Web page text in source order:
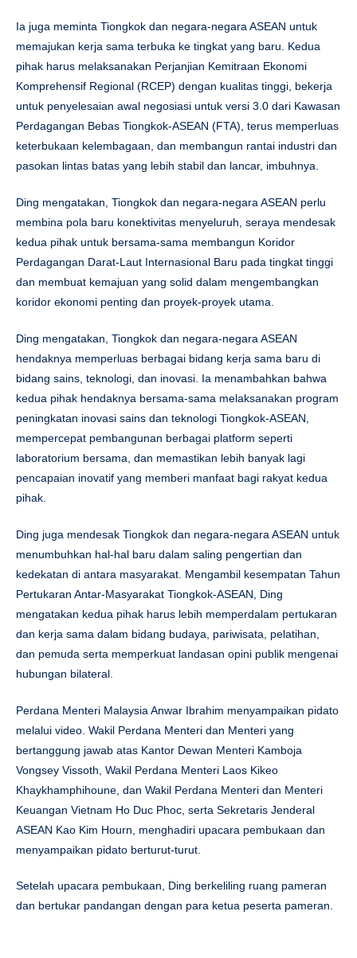
Ia juga meminta Tiongkok dan negara-negara ASEAN untuk
memajukan kerja sama terbuka ke tingkat yang baru. Kedua
pihak harus melaksanakan Perjanjian Kemitraan Ekonomi
Komprehensif Regional (RCEP) dengan kualitas tinggi, bekerja
untuk penyelesaian awal negosiasi untuk versi 3.0 dari Kawasan
Perdagangan Bebas Tiongkok-ASEAN (FTA), terus memperluas
keterbukaan kelembagaan, dan membangun rantai industri dan
pasokan lintas batas yang lebih stabil dan lancar, imbuhnya.
Ding mengatakan, Tiongkok dan negara-negara ASEAN perlu
membina pola baru konektivitas menyeluruh, seraya mendesak
kedua pihak untuk bersama-sama membangun Koridor
Perdagangan Darat-Laut Internasional Baru pada tingkat tinggi
dan membuat kemajuan yang solid dalam mengembangkan
koridor ekonomi penting dan proyek-proyek utama.
Ding mengatakan, Tiongkok dan negara-negara ASEAN
hendaknya memperluas berbagai bidang kerja sama baru di
bidang sains, teknologi, dan inovasi. Ia menambahkan bahwa
kedua pihak hendaknya bersama-sama melaksanakan program
peningkatan inovasi sains dan teknologi Tiongkok-ASEAN,
mempercepat pembangunan berbagai platform seperti
laboratorium bersama, dan memastikan lebih banyak lagi
pencapaian inovatif yang memberi manfaat bagi rakyat kedua
pihak.
Ding juga mendesak Tiongkok dan negara-negara ASEAN untuk
menumbuhkan hal-hal baru dalam saling pengertian dan
kedekatan di antara masyarakat. Mengambil kesempatan Tahun
Pertukaran Antar-Masyarakat Tiongkok-ASEAN, Ding
mengatakan kedua pihak harus lebih memperdalam pertukaran
dan kerja sama dalam bidang budaya, pariwisata, pelatihan,
dan pemuda serta memperkuat landasan opini publik mengenai
hubungan bilateral.
Perdana Menteri Malaysia Anwar Ibrahim menyampaikan pidato
melalui video. Wakil Perdana Menteri dan Menteri yang
bertanggung jawab atas Kantor Dewan Menteri Kamboja
Vongsey Vissoth, Wakil Perdana Menteri Laos Kikeo
Khaykhamphihoune, dan Wakil Perdana Menteri dan Menteri
Keuangan Vietnam Ho Duc Phoc, serta Sekretaris Jenderal
ASEAN Kao Kim Hourn, menghadiri upacara pembukaan dan
menyampaikan pidato berturut-turut.
Setelah upacara pembukaan, Ding berkeliling ruang pameran
dan bertukar pandangan dengan para ketua peserta pameran.